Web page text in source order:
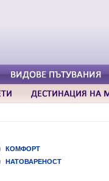
КОМФОРТ
НАТОВАРЕНОСТ